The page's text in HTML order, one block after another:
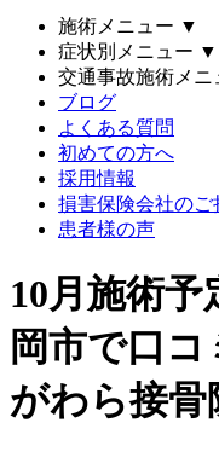
施術メニュー ▼
症状別メニュー ▼
交通事故施術メニ
ブログ
よくある質問
初めての方へ
採用情報
損害保険会社のご
患者様の声
10月施術
岡市で口
がわら接骨